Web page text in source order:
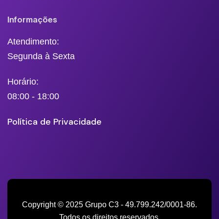
Informações
Atendimento:
Segunda à Sexta
Horário:
08:00 - 18:00
Política de Privacidade
Copyright © 2025 Grupo C3 - 49.799.242/0001-86.
Todos os direitos reservados.